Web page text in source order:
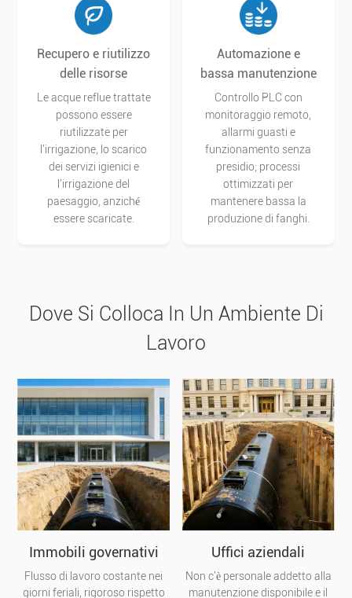
Recupero e riutilizzo
delle risorse
Le acque reflue trattate
possono essere
riutilizzate per
l'irrigazione, lo scarico
dei servizi igienici e
l'irrigazione del
paesaggio, anziché
essere scaricate.
Automazione e
bassa manutenzione
Controllo PLC con
monitoraggio remoto,
allarmi guasti e
funzionamento senza
presidio; processi
ottimizzati per
mantenere bassa la
produzione di fanghi.
Dove Si Colloca In Un Ambiente Di
Lavoro
Immobili governativi
Flusso di lavoro costante nei
giorni feriali, rigoroso rispetto
Uffici aziendali
Non c'è personale addetto alla
manutenzione disponibile e il